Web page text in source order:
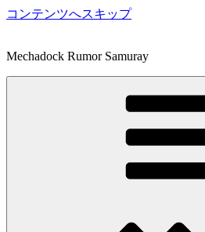
コンテンツへスキップ
Mechadock Rumor Samuray